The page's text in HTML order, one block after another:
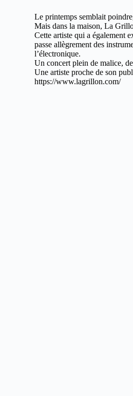
Le printemps semblait
Mais dans la maison, La
Cette artiste qui a également
passe allègrement des
l’électronique.
Un concert plein de malice,
Une artiste proche de son
https://www.lagrillon.com/